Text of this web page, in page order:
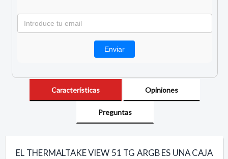
Características Opiniones
Preguntas
EL THERMALTAKE VIEW 51 TG ARGB ES UNA CAJA